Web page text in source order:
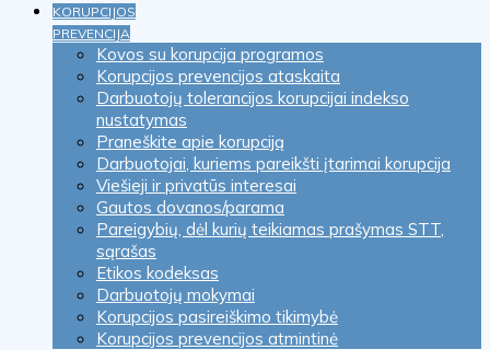
KORUPCIJOS
PREVENCIJA
Kovos su korupcija programos
Korupcijos prevencijos ataskaita
Darbuotojų tolerancijos korupcijai indekso
nustatymas
Praneškite apie korupciją
Darbuotojai, kuriems pareikšti įtarimai korupcija
Viešieji ir privatūs interesai
Gautos dovanos/parama
Pareigybių, dėl kurių teikiamas prašymas STT,
sąrašas
Etikos kodeksas
Darbuotojų mokymai
Korupcijos pasireiškimo tikimybė
Korupcijos prevencijos atmintinė